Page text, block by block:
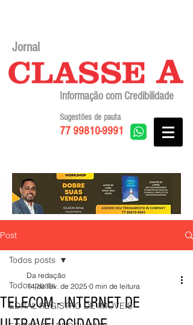
Jornal
Informação com Credibilidade
77 99810-9991
Sugestões de pauta
Post
Todos posts
EDITAL REGISTRO DE IMÓVEIS
Todos posts
TELECOM - INTERNET DE
Da redação
14 de fev. de 2025 0 min de leitura